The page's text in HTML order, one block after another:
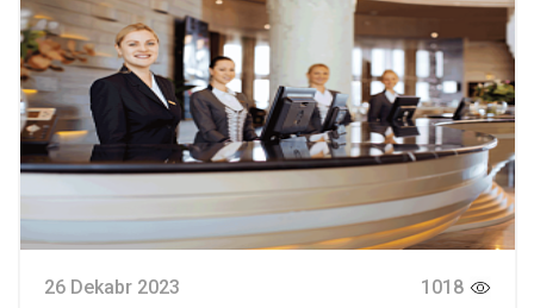
26 Dekabr 2023 1018